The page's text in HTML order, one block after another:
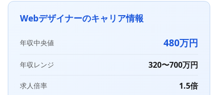
Webデザイナーのキャリア情報
年収中央値 480万円
年収レンジ 320〜700万円
求人倍率 1.5倍